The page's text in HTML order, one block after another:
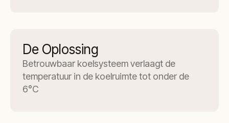
De Oplossing
Betrouwbaar koelsysteem verlaagt de
temperatuur in de koelruimte tot onder de
6°C